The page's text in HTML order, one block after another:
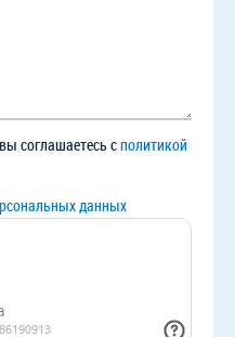
соглашаетесь сполитикой
данных